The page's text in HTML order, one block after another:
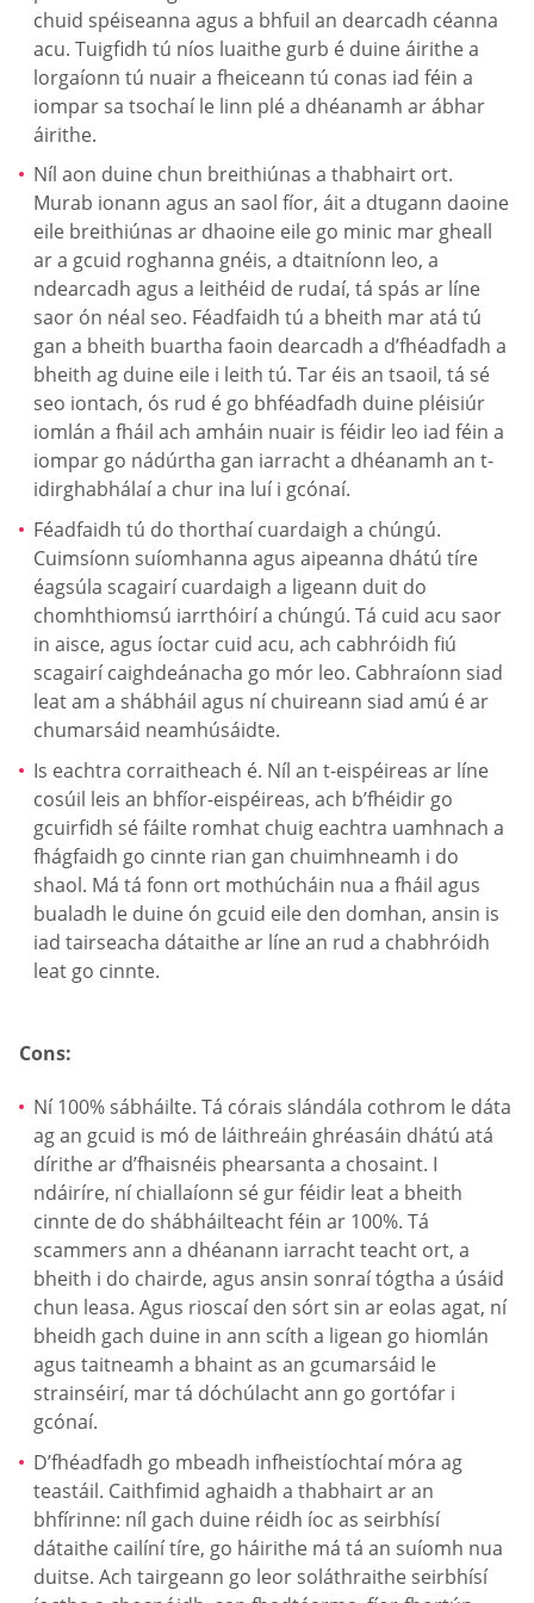
chuid spéiseanna agus a bhfuil an dearcadh céanna
acu. Tuigfidh tú níos luaithe gurb é duine áirithe a
lorgaíonn tú nuair a fheiceann tú conas iad féin a
iompar sa tsochaí le linn plé a dhéanamh ar ábhar
áirithe.
Níl aon duine chun breithiúnas a thabhairt ort.
Murab ionann agus an saol fíor, áit a dtugann daoine
eile breithiúnas ar dhaoine eile go minic mar gheall
ar a gcuid roghanna gnéis, a dtaitníonn leo, a
ndearcadh agus a leithéid de rudaí, tá spás ar líne
saor ón néal seo. Féadfaidh tú a bheith mar atá tú
gan a bheith buartha faoin dearcadh a d’fhéadfadh a
bheith ag duine eile i leith tú. Tar éis an tsaoil, tá sé
seo iontach, ós rud é go bhféadfadh duine pléisiúr
iomlán a fháil ach amháin nuair is féidir leo iad féin a
iompar go nádúrtha gan iarracht a dhéanamh an t-
idirghabhálaí a chur ina luí i gcónaí.
Féadfaidh tú do thorthaí cuardaigh a chúngú.
Cuimsíonn suíomhanna agus aipeanna dhátú tíre
éagsúla scagairí cuardaigh a ligeann duit do
chomhthiomsú iarrthóirí a chúngú. Tá cuid acu saor
in aisce, agus íoctar cuid acu, ach cabhróidh fiú
scagairí caighdeánacha go mór leo. Cabhraíonn siad
leat am a shábháil agus ní chuireann siad amú é ar
chumarsáid neamhúsáidte.
Is eachtra corraitheach é. Níl an t-eispéireas ar líne
cosúil leis an bhfíor-eispéireas, ach b’fhéidir go
gcuirfidh sé fáilte romhat chuig eachtra uamhnach a
fhágfaidh go cinnte rian gan chuimhneamh i do
shaol. Má tá fonn ort mothúcháin nua a fháil agus
bualadh le duine ón gcuid eile den domhan, ansin is
iad tairseacha dátaithe ar líne an rud a chabhróidh
leat go cinnte.
Cons:
Ní 100% sábháilte. Tá córais slándála cothrom le dáta
ag an gcuid is mó de láithreáin ghréasáin dhátú atá
dírithe ar d’fhaisnéis phearsanta a chosaint. I
ndáiríre, ní chiallaíonn sé gur féidir leat a bheith
cinnte de do shábháilteacht féin ar 100%. Tá
scammers ann a dhéanann iarracht teacht ort, a
bheith i do chairde, agus ansin sonraí tógtha a úsáid
chun leasa. Agus rioscaí den sórt sin ar eolas agat, ní
bheidh gach duine in ann scíth a ligean go hiomlán
agus taitneamh a bhaint as an gcumarsáid le
strainséirí, mar tá dóchúlacht ann go gortófar i
gcónaí.
D’fhéadfadh go mbeadh infheistíochtaí móra ag
teastáil. Caithfimid aghaidh a thabhairt ar an
bhfírinne: níl gach duine réidh íoc as seirbhísí
dátaithe cailíní tíre, go háirithe má tá an suíomh nua
duitse. Ach tairgeann go leor soláthraithe seirbhísí